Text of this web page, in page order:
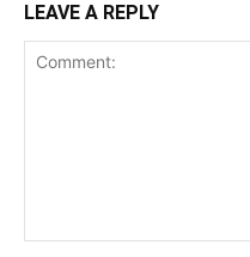
LEAVE A REPLY